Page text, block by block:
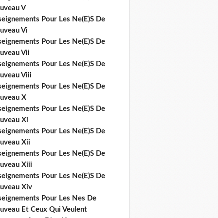
V
Pour Les Ne(E)S De
Vi
Pour Les Ne(E)S De
Vii
Pour Les Ne(E)S De
Viii
Pour Les Ne(E)S De
X
Pour Les Ne(E)S De
Xi
Pour Les Ne(E)S De
Xii
Pour Les Ne(E)S De
Xiii
Pour Les Ne(E)S De
Xiv
Pour Les Nes De
Et Ceux Qui Veulent